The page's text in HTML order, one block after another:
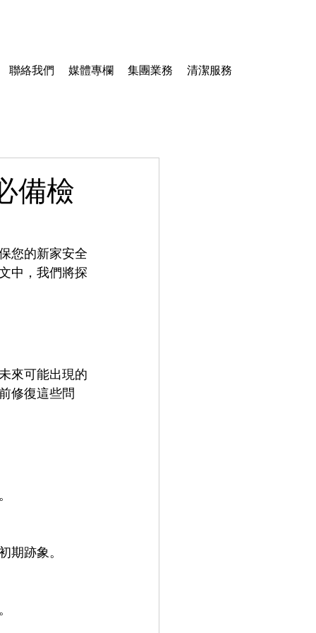
聯絡我們 媒體專欄 集團業務 清潔服務
備檢
您的新家安全
中，我們將探
來可能出現的
修復這些問
期跡象。